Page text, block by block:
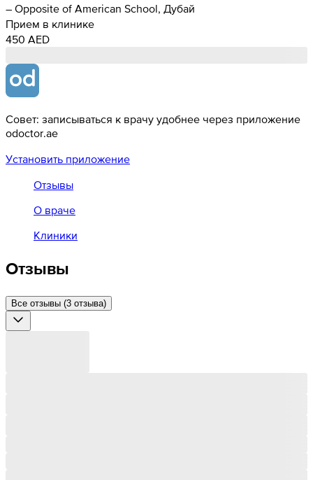
– Opposite of American School, Дубай
Прием в клинике
450 AED
Совет: записываться к врачу удобнее через приложение
odoctor.ae
Установить приложение
Отзывы
О враче
Клиники
Отзывы
Все отзывы (3 отзыва)